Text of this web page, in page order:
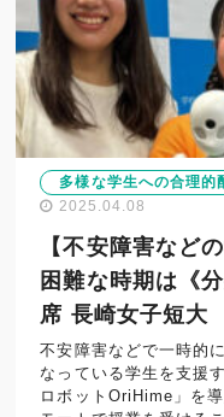
多様な学生への合理的
2025.04.08
【不安障害など
困難な時期は《
席 長崎女子短大
不安障害などで一時的
なっている学生を支援
ロボットOriHime」を